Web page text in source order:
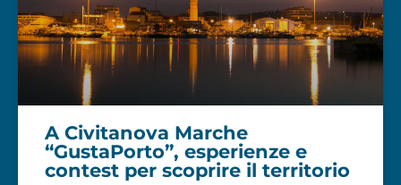
A Civitanova Marche
“GustaPorto”, esperienze e
contest per scoprire il territorio